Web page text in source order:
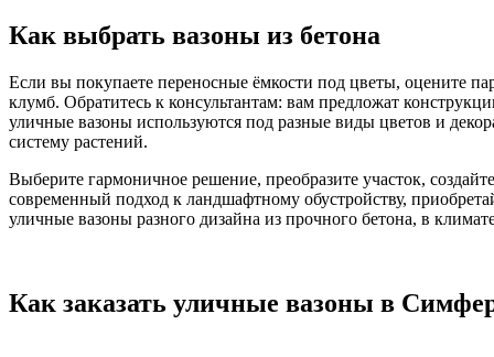
Как выбрать вазоны из бетона
Если вы покупаете переносные ёмкости под цветы, оцените
клумб. Обратитесь к консультантам: вам предложат
уличные вазоны используются под разные виды цветов и
систему растений.
Выберите гармоничное решение, преобразите участок,
современный подход к ландшафтному обустройству,
уличные вазоны разного дизайна из прочного бетона, в
Как заказать уличные вазоны в